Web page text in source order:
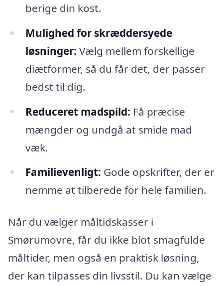
berige din kost.
Mulighed for skræddersyede
løsninger: Vælg mellem forskellige
diætformer, så du får det, der passer
bedst til dig.
Reduceret madspild: Få præcise
mængder og undgå at smide mad
væk.
Familievenligt: Gode opskrifter, der er
nemme at tilberede for hele familien.
Når du vælger måltidskasser i
Smørumovre, får du ikke blot smagfulde
måltider, men også en praktisk løsning,
der kan tilpasses din livsstil. Du kan vælge